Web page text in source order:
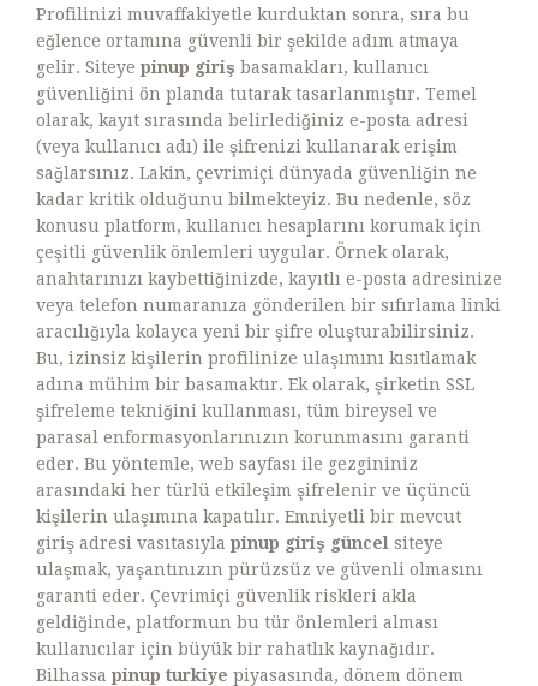
Profilinizi muvaffakiyetle kurduktan sonra, sıra bu
eğlence ortamına güvenli bir şekilde adım atmaya
gelir. Siteye pinup giriş basamakları, kullanıcı
güvenliğini ön planda tutarak tasarlanmıştır. Temel
olarak, kayıt sırasında belirlediğiniz e-posta adresi
(veya kullanıcı adı) ile şifrenizi kullanarak erişim
sağlarsınız. Lakin, çevrimiçi dünyada güvenliğin ne
kadar kritik olduğunu bilmekteyiz. Bu nedenle, söz
konusu platform, kullanıcı hesaplarını korumak için
çeşitli güvenlik önlemleri uygular. Örnek olarak,
anahtarınızı kaybettiğinizde, kayıtlı e-posta adresinize
veya telefon numaranıza gönderilen bir sıfırlama linki
aracılığıyla kolayca yeni bir şifre oluşturabilirsiniz.
Bu, izinsiz kişilerin profilinize ulaşımını kısıtlamak
adına mühim bir basamaktır. Ek olarak, şirketin SSL
şifreleme tekniğini kullanması, tüm bireysel ve
parasal enformasyonlarınızın korunmasını garanti
eder. Bu yöntemle, web sayfası ile gezgininiz
arasındaki her türlü etkileşim şifrelenir ve üçüncü
kişilerin ulaşımına kapatılır. Emniyetli bir mevcut
giriş adresi vasıtasıyla pinup giriş güncel siteye
ulaşmak, yaşantınızın pürüzsüz ve güvenli olmasını
garanti eder. Çevrimiçi güvenlik riskleri akla
geldiğinde, platformun bu tür önlemleri alması
kullanıcılar için büyük bir rahatlık kaynağıdır.
Bilhassa pinup turkiye piyasasında, dönem dönem